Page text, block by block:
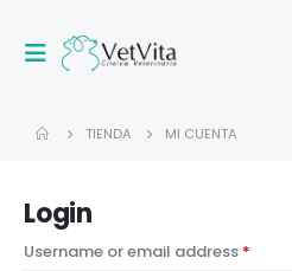
TIENDA MI CUENTA
Login
Username or email address *